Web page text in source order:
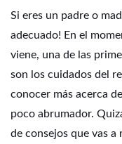
Si eres un padre o
adecuado! En el
viene, una de las
son los cuidados del
conocer más acerca
poco abrumador.
de consejos que vas